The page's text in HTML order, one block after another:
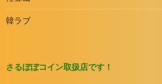
韓ラブ
さるぼぼコイン取扱店です！